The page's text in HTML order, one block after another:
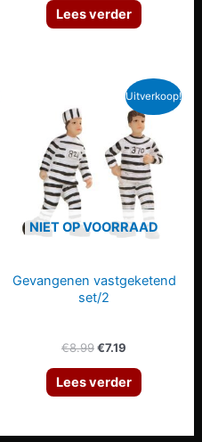
was:
€7.50.
is:
€6.00.
Lees verder
Uitverkoop!
NIET OP VOORRAAD
Gevangenen vastgeketend
set/2
€8.99Oorspronkelijke
was:
€8.99.
€7.19
is:
€7.19.
Lees verder